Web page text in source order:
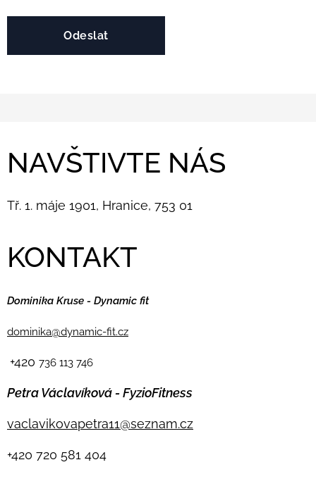
Odeslat
NAVŠTIVTE NÁS
Tř. 1. máje 1901, Hranice, 753 01
KONTAKT
Dominika Kruse - Dynamic fit
dominika@dynamic-fit.cz
+420 736 113 746
Petra Václavíková - FyzioFitness
vaclavikovapetra11@seznam.cz
+420 720 581 404